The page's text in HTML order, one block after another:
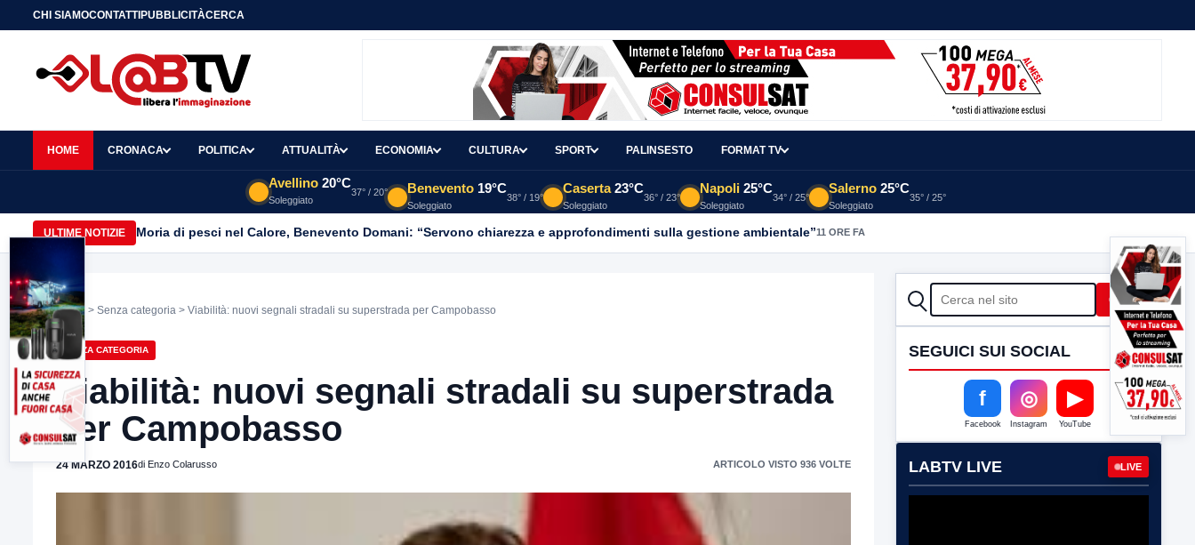
CHI SIAMOCONTATTIPUBBLICITÀCERCA
HOME CRONACA POLITICA ATTUALITÀ ECONOMIA CULTURA SPORT PALINSESTO FORMAT TV
Avellino 20°C
Soleggiato
37° / 20° Benevento 19°C
Soleggiato
38° / 19°
Caserta 23°C
Soleggiato
36° / 23°
Napoli 25°C
Soleggiato
34° / 25°
Salerno 25°C
Soleggiato
35° / 25°
ULTIME NOTIZIE Moria di pesci nel Calore, Benevento Domani: “Servono chiarezza e approfondimenti sulla gestione ambientale”11 ORE FA
Home > Senza categoria > Viabilità: nuovi segnali stradali su superstrada per Campobasso
SENZA CATEGORIA
Viabilità: nuovi segnali stradali su superstrada
per Campobasso
24 MARZO 2016di Enzo Colarusso ARTICOLO VISTO 936 VOLTE
CERCA Cerca
SEGUICI SUI SOCIAL
f
Facebook
◎
Instagram
▶
YouTube
LABTV LIVE LIVE